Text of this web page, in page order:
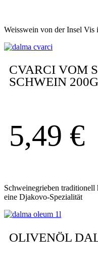
Weisswein von der Insel
CVARCI VOM
SCHWEIN
5,49 €
Schweinegrieben traditionell
eine Djakovo-Spezialität
OLIVENÖL